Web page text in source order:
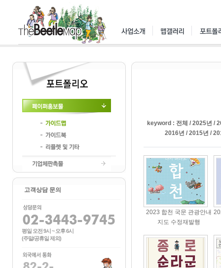
페이퍼홍보물
가이드맵
가이드북
리플렛및기타
기업체판촉물
고객상담 문의
평일 오전 9시 ~ 오후 6시
(주말/공휴일 제외)
keyword : 전체 / 2025년 /
2016년 / 2015년 /
2023 합천 국문 관광안내
지도 수정재발행